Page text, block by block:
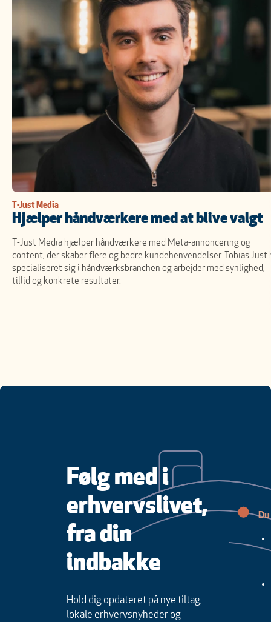
T-Just Media
Hjælper håndværkere med at blive valgt
T-Just Media hjælper håndværkere med Meta-annoncering og
content, der skaber flere og bedre kundehenvendelser. Tobias Just
specialiseret sig i håndværksbranchen og arbejder med synlighed,
tillid og konkrete resultater.
Følg med i
erhvervslivet,
fra din
indbakke
Hold dig opdateret på nye tiltag,
lokale erhvervsnyheder og